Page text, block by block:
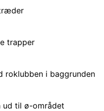
trapper
roklubben i baggrunden
ud til ø-området